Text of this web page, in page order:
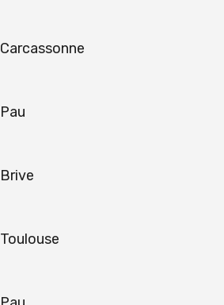
Carcassonne
Pau
Brive
Toulouse